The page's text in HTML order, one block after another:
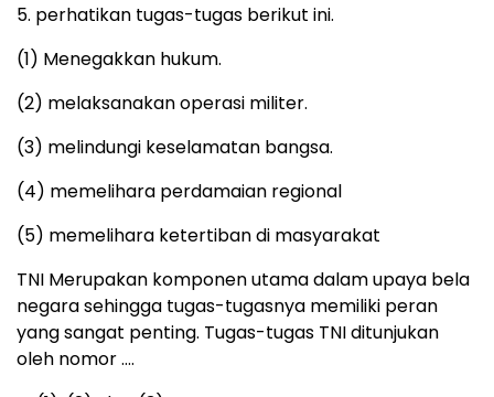
5. perhatikan tugas-tugas berikut ini.
(1) Menegakkan hukum.
(2) melaksanakan operasi militer.
(3) melindungi keselamatan bangsa.
(4) memelihara perdamaian regional
(5) memelihara ketertiban di masyarakat
TNI Merupakan komponen utama dalam upaya bela
negara sehingga tugas-tugasnya memiliki peran
yang sangat penting. Tugas-tugas TNI ditunjukan
oleh nomor ….